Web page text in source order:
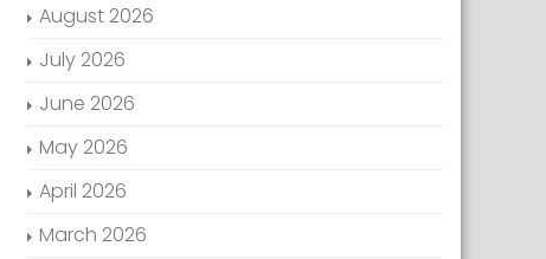
August 2026
July 2026
June 2026
May 2026
April 2026
March 2026